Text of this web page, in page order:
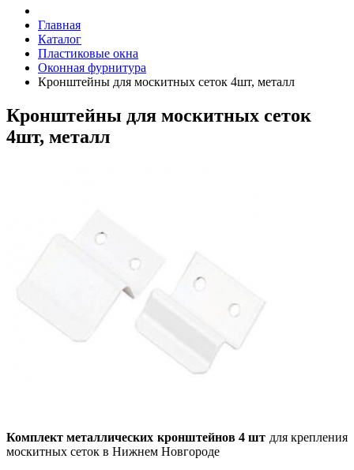
Главная
Каталог
Пластиковые окна
Оконная фурнитура
Кронштейны для москитных сеток 4шт, металл
Кронштейны для москитных сеток
4шт, металл
Комплект металлических кронштейнов 4 шт для крепления
москитных сеток в Нижнем Новгороде